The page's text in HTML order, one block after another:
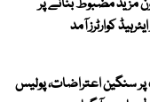
مزید مضبوط بنانے پر
کوارٹرز آمد
سنگین اعتراضات، پولیس